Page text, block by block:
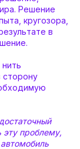
Решение
кругозора,
в
сторону
эту проблему,